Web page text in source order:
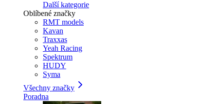
Další kategorie
Oblíbené značky
RMT models
Kavan
Traxxas
Yeah Racing
Spektrum
HUDY
Syma
Všechny značky
Poradna